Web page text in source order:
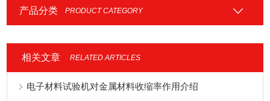
产品分类 PRODUCT CATEGORY
相关文章 RELATED ARTICLES
电子材料试验机对金属材料收缩率作用介绍